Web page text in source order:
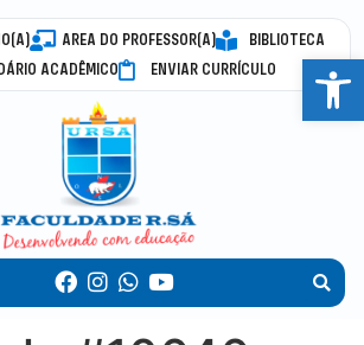
AREA DO PROFESSOR(A)
BIBLIOTECA
ACADÊMICO
ENVIAR CURRÍCULO Abrir